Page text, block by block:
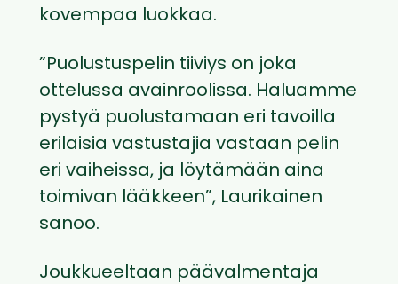
kovempaa luokkaa.
”Puolustuspelin tiiviys on joka
ottelussa avainroolissa. Haluamme
pystyä puolustamaan eri tavoilla
erilaisia vastustajia vastaan pelin
eri vaiheissa, ja löytämään aina
toimivan lääkkeen”, Laurikainen
sanoo.
Joukkueeltaan päävalmentaja